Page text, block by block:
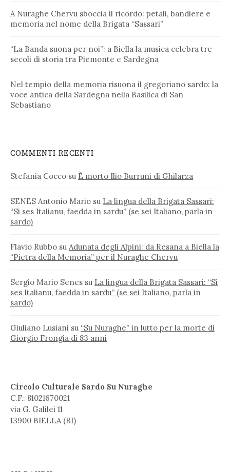
A Nuraghe Chervu sboccia il ricordo: petali, bandiere e
memoria nel nome della Brigata “Sassari”
“La Banda suona per noi”: a Biella la musica celebra tre
secoli di storia tra Piemonte e Sardegna
Nel tempio della memoria risuona il gregoriano sardo: la
voce antica della Sardegna nella Basilica di San
Sebastiano
COMMENTI RECENTI
Stefania Cocco su È morto Ilio Burruni di Ghilarza
SENES Antonio Mario su La lingua della Brigata Sassari:
“Si ses Italianu, faedda in sardu” (se sei Italiano, parla in
sardo)
Flavio Rubbo su Adunata degli Alpini: da Resana a Biella la
“Pietra della Memoria” per il Nuraghe Chervu
Sergio Mario Senes su La lingua della Brigata Sassari: “Si
ses Italianu, faedda in sardu” (se sei Italiano, parla in
sardo)
Giuliano Lusiani su “Su Nuraghe” in lutto per la morte di
Giorgio Frongia di 83 anni
Circolo Culturale Sardo Su Nuraghe
C.F.: 81021670021
via G. Galilei 11
13900 BIELLA (BI)